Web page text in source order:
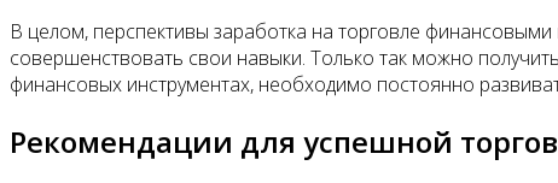
В целом, перспективы заработка на торговле
совершенствовать свои навыки. Только так можно
финансовых инструментах, необходимо постоянно
Рекомендации для успешной